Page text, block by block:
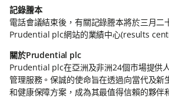
記錄謄本
電話會議結束後，有關記錄謄本將於三月二
Prudential plc網站的業績中心(results
關於Prudential plc
Prudential plc在亞洲及非洲24個市場提供
管理服務。保誠的使命旨在透過向當代及新
和健康保障方案，成為其最值得信賴的夥伴